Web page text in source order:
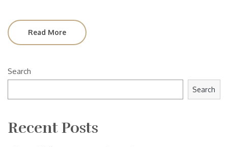
Read More
Search
Search
Recent Posts